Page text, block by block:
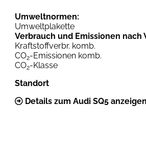
Umweltnormen:
Umweltplakette
Verbrauch und Emissionen nach
Kraftstoffverbr. komb.
CO2-Emissionen komb.
CO2-Klasse
Standort
Details zum Audi SQ5 anzeigen